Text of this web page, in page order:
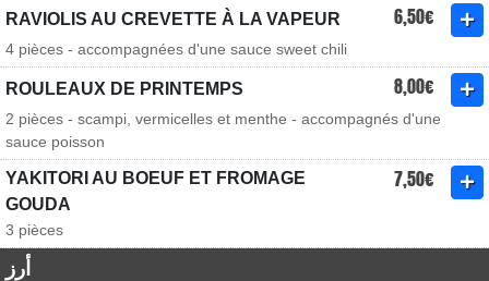
RAVIOLIS AU CREVETTE À LA VAPEUR 6,50€
4 pièces - accompagnées d'une sauce sweet chili
ROULEAUX DE PRINTEMPS 8,00€
2 pièces - scampi, vermicelles et menthe - accompagnés d'une
sauce poisson
YAKITORI AU BOEUF ET FROMAGE
GOUDA
7,50€
3 pièces
أرز